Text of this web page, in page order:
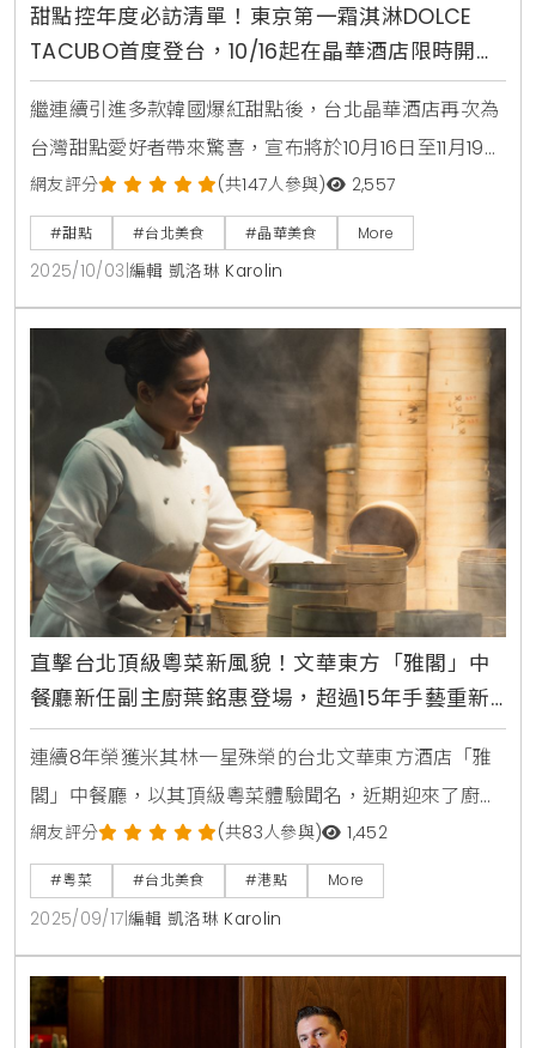
甜點控年度必訪清單！東京第一霜淇淋DOLCE
TACUBO首度登台，10/16起在晶華酒店限時開賣
焦糖布丁與可麗露
繼連續引進多款韓國爆紅甜點後，台北晶華酒店再次為
台灣甜點愛好者帶來驚喜，宣布將於10月16日至11月19日
期間，邀請來自東京代官山的超人氣排隊名店「DOLCE
TACUBO」來台客座，這也是該品牌首度登陸台灣，地
點就在晶華酒店一樓的Regent Gift Shop，饕客們無
需遠赴日本，就能品嚐到風靡東京貴婦圈的米其林級甜
點，感受最極致的味蕾饗宴。源自米其林一星的甜點
DNA「DOLCE TACUBO
網友評分 (共147人參與) 2,557
#甜點 #台北美食 #晶華美食 More
2025/10/03 編輯 凱洛琳 Karolin
直擊台北頂級粵菜新風貌！文華東方「雅閣」中
餐廳新任副主廚葉銘惠登場，超過15年手藝重新
定義港式點心，必吃菊花龍蝦春卷、黑椒和牛酥
展現粵菜新高度。
連續8年榮獲米其林一星殊榮的台北文華東方酒店「雅
閣」中餐廳，以其頂級粵菜體驗聞名，近期迎來了廚藝
界備受矚目的新任副主廚葉銘惠，為餐廳的港式點心注
入一股溫柔而強大的新活力。葉銘惠師傅擁有超過15年
的精湛手藝，她將協助主廚阮明燊，共同為饕客們打造
一場無與倫比的味蕾盛宴。上任後，葉師傅立即在夏末
初秋之際，推出一系列融合傳統與創新的精緻港點，為
台北的美食圈投下一顆震撼彈，這些美饌於午餐時段供
網友評分 (共83人參與) 1,452
#粵菜 #台北美食 #港點 More
2025/09/17 編輯 凱洛琳 Karolin